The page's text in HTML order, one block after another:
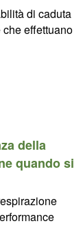
di caduta
effettuano
della
quando si